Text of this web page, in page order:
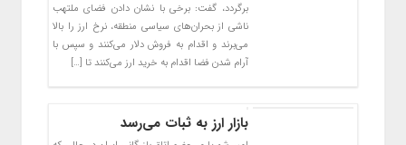
برگردد، گفت: برخی با نشان دادن فضای ملتهب
ناشی از بحران‌های سیاسی منطقه، نرخ ارز را بالا
می‌برند و اقدام به فروش دلار می‌کنند و سپس با
آرام شدن فضا اقدام به خرید ارز می‌کنند تا […]
بازار ارز به ثبات می‌رسد